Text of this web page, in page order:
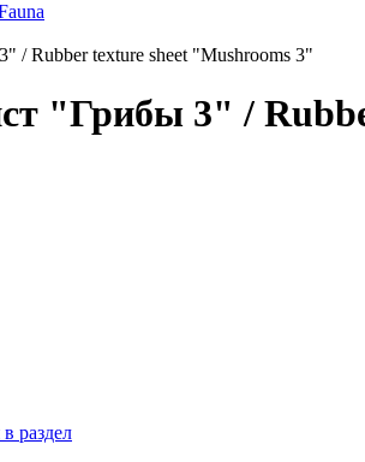
/ Rubber texture sheet "Mushrooms 3"
"Грибы 3" /